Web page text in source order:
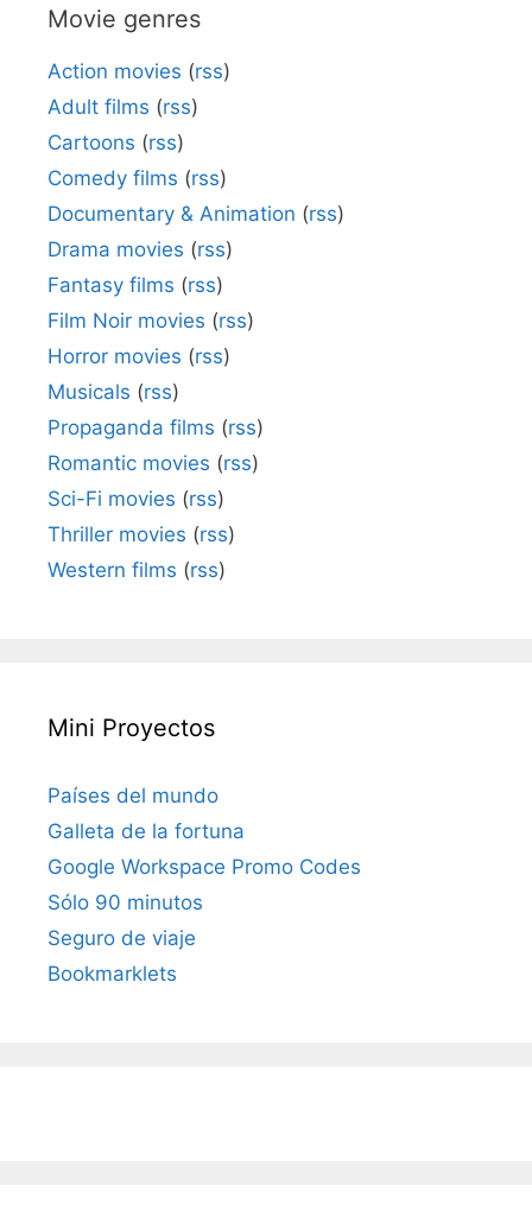
Movie genres
Action movies (rss)
Adult films (rss)
Cartoons (rss)
Comedy films (rss)
Documentary & Animation (rss)
Drama movies (rss)
Fantasy films (rss)
Film Noir movies (rss)
Horror movies (rss)
Musicals (rss)
Propaganda films (rss)
Romantic movies (rss)
Sci-Fi movies (rss)
Thriller movies (rss)
Western films (rss)
Mini Proyectos
Países del mundo
Galleta de la fortuna
Google Workspace Promo Codes
Sólo 90 minutos
Seguro de viaje
Bookmarklets